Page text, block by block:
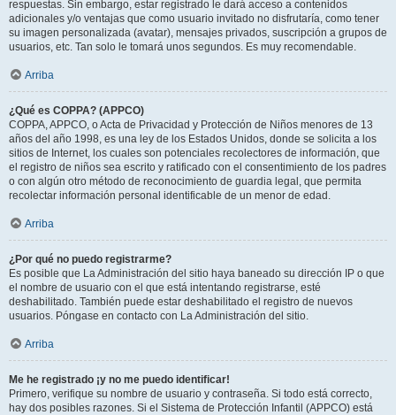
respuestas. Sin embargo, estar registrado le dará acceso a contenidos
adicionales y/o ventajas que como usuario invitado no disfrutaría, como tener
su imagen personalizada (avatar), mensajes privados, suscripción a grupos de
usuarios, etc. Tan solo le tomará unos segundos. Es muy recomendable.
Arriba
¿Qué es COPPA? (APPCO)
COPPA, APPCO, o Acta de Privacidad y Protección de Niños menores de 13
años del año 1998, es una ley de los Estados Unidos, donde se solicita a los
sitios de Internet, los cuales son potenciales recolectores de información, que
el registro de niños sea escrito y ratificado con el consentimiento de los padres
o con algún otro método de reconocimiento de guardia legal, que permita
recolectar información personal identificable de un menor de edad.
Arriba
¿Por qué no puedo registrarme?
Es posible que La Administración del sitio haya baneado su dirección IP o que
el nombre de usuario con el que está intentando registrarse, esté
deshabilitado. También puede estar deshabilitado el registro de nuevos
usuarios. Póngase en contacto con La Administración del sitio.
Arriba
Me he registrado ¡y no me puedo identificar!
Primero, verifique su nombre de usuario y contraseña. Si todo está correcto,
hay dos posibles razones. Si el Sistema de Protección Infantil (APPCO) está